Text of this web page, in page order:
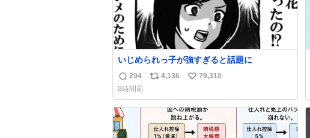
いじめられっ子が強すぎると話題に
返
信
数
294
リ
ス
数
4,136
い
ね
数
79,310
9時間前